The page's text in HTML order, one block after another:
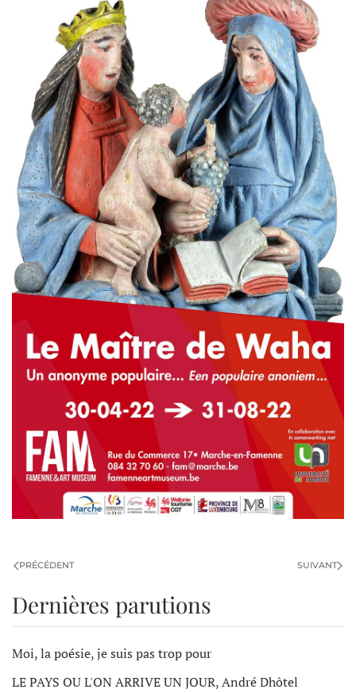
PRÉCÉDENT SUIVANT
Dernières parutions
Moi, la poésie, je suis pas trop pour
LE PAYS OU L'ON ARRIVE UN JOUR, André Dhôtel